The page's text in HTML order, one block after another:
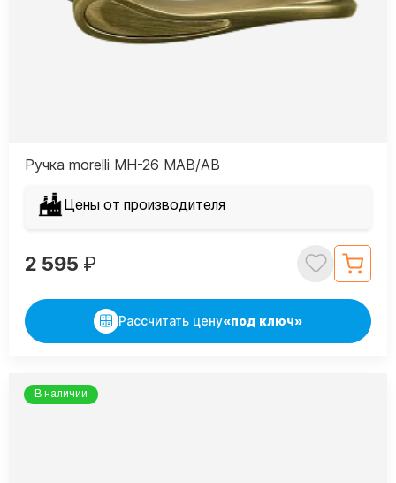
Ручка morelli MH-26 MAB/AB
Цены от производителя
2 595 ₽
Рассчитать цену«под ключ»
В наличии